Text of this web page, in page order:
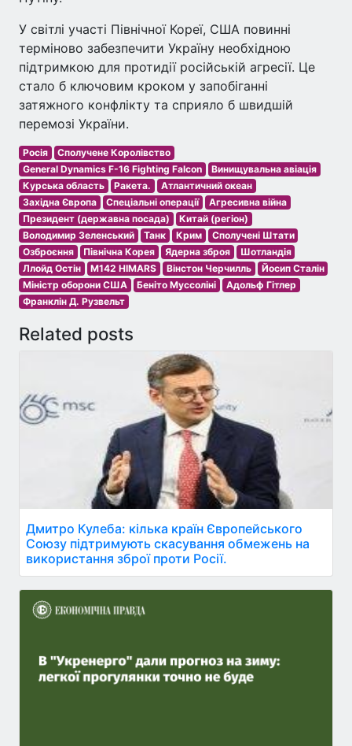
У світлі участі Північної Кореї, США повинні
терміново забезпечити Україну необхідною
підтримкою для протидії російській агресії. Це
стало б ключовим кроком у запобіганні
затяжного конфлікту та сприяло б швидшій
перемозі України.
Росія
Сполучене Королівство
General Dynamics F-16 Fighting Falcon
Винищувальна авіація
Курська область
Ракета.
Атлантичний океан
Західна Європа
Спеціальні операції
Агресивна війна
Президент (державна посада)
Китай (регіон)
Володимир Зеленський
Танк Крим
Сполучені Штати
Озброєння
Північна Корея Ядерна зброя
Шотландія
Ллойд Остін
M142 HIMARS Вінстон Черчилль
Йосип Сталін
Міністр оборони США
Беніто Муссоліні
Адольф Гітлер
Франклін Д. Рузвельт
Related posts
Дмитро Кулеба: кілька країн Європейського
Союзу підтримують скасування обмежень на
використання зброї проти Росії.